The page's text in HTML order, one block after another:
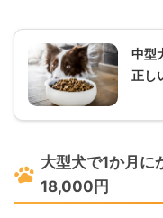
中型
正し
大型犬で1か月
18,000円